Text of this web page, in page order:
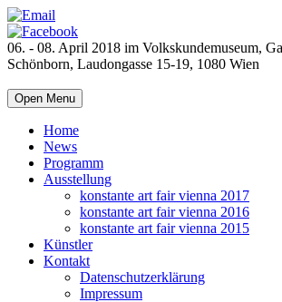
06. - 08. April 2018 im Volkskundemuseum,
Schönborn, Laudongasse 15-19, 1080 Wien
Open Menu
Home
News
Programm
Ausstellung
konstante art fair vienna 2017
konstante art fair vienna 2016
konstante art fair vienna 2015
Künstler
Kontakt
Datenschutzerklärung
Impressum